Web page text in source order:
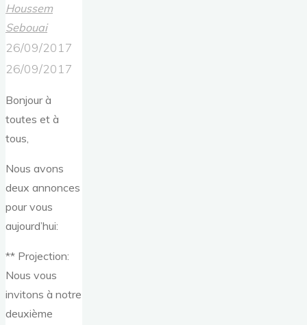
Houssem
Sebouai
26/09/2017
26/09/2017
Bonjour à
toutes et à
tous,
Nous avons
deux annonces
pour vous
aujourd’hui:
** Projection:
Nous vous
invitons à notre
deuxième